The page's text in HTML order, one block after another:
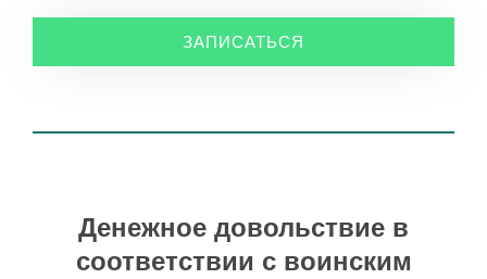
ЗАПИСАТЬСЯ
Денежное довольствие в
соответствии с воинским